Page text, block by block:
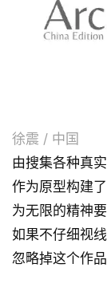
徐震 / 中国
由搜集各种真
作为原型构建
为无限的精神
如果不仔细视
忽略掉这个作